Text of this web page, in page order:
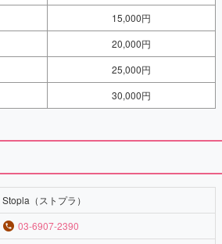
15,000円
20,000円
25,000円
30,000円
Stopla（ストプラ）
03-6907-2390